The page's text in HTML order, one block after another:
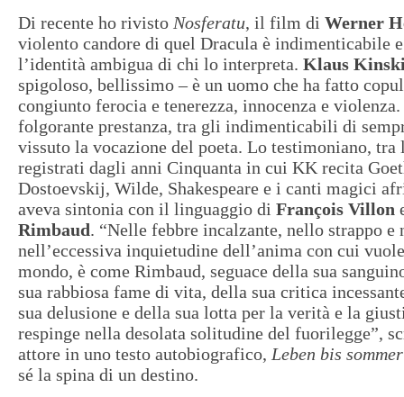
Di recente ho rivisto Nosferatu, il film di Werner
violento candore di quel Dracula è indimenticabile
l’identità ambigua di chi lo interpreta. Klaus
spigoloso, bellissimo – è un uomo che ha fatto
congiunto ferocia e tenerezza, innocenza e
folgorante prestanza, tra gli indimenticabili di
vissuto la vocazione del poeta. Lo testimoniano,
registrati dagli anni Cinquanta in cui KK recita
Dostoevskij, Wilde, Shakespeare e i canti magici
aveva sintonia con il linguaggio di François Villon
Rimbaud. “Nelle febbre incalzante, nello strappo e
nell’eccessiva inquietudine dell’anima con cui
mondo, è come Rimbaud, seguace della sua
sua rabbiosa fame di vita, della sua critica
sua delusione e della sua lotta per la verità e la
respinge nella desolata solitudine del fuorilegge”,
attore in uno testo autobiografico, Leben bis
sé la spina di un destino.